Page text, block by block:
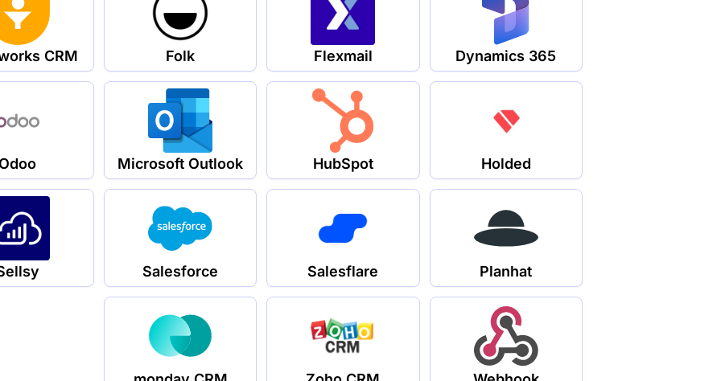
Dynamics 365
Flexmail
Folk
CRM
Holded
HubSpot
Microsoft Outlook
Planhat
Salesflare
Salesforce